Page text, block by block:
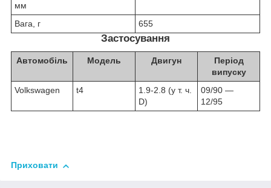
мм
Вага, г 655
Застосування
Автомобіль Модель Двигун
Період
випуску
Volkswagen
t4
1.9-2.8 (у т. ч.
D)
09/90 ―
12/95
Приховати